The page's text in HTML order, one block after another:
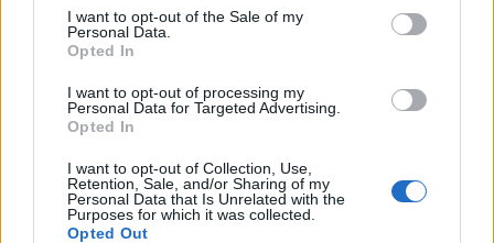
consent section.
I want to opt-out of the Sale of my
Personal Data.
Opted In
I want to opt-out of processing my
Personal Data for Targeted Advertising.
Opted In
I want to opt-out of Collection, Use,
Retention, Sale, and/or Sharing of my
Personal Data that Is Unrelated with the
Purposes for which it was collected.
Opted Out
Entra nel canale telegram di
Inviaci le tue segnalazioni,
i tuoi video e le tue foto
Su WhatsApp al numero +39